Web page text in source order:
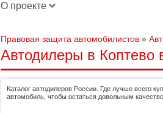
О проекте
Правовая защита автомобилистов »
Автодилеры в Коптево
Каталог автодилеров России. Где лучше всего
автомобиль, чтобы остаться довольным